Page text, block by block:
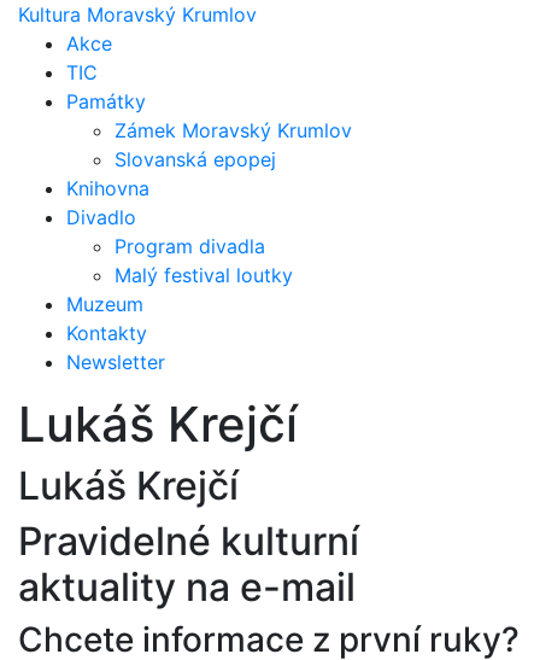
Kultura Moravský Krumlov
Akce
TIC
Památky
Zámek Moravský Krumlov
Slovanská epopej
Knihovna
Divadlo
Program divadla
Malý festival loutky
Muzeum
Kontakty
Newsletter
Lukáš Krejčí
Lukáš Krejčí
Pravidelné kulturní
aktuality na e-mail
Chcete informace z první ruky?